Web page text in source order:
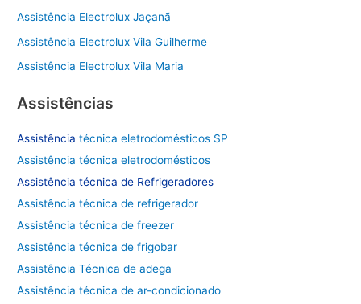
p
o
:
Assistência Electrolux Jaçanã
Assistência Electrolux Vila Guilherme
Assistência Electrolux Vila Maria
Assistências
Assistênciatécnica eletrodomésticos SP
Assistência técnica eletrodomésticos
Assistência técnica de Refrigeradores
Assistência técnica de refrigerador
Assistência técnica de freezer
Assistência técnica de frigobar
Assistência Técnica de adega
Assistência técnica de ar-condicionado